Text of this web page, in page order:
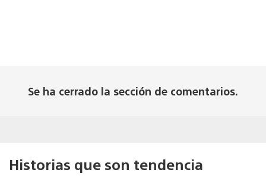
Se ha cerrado la sección de comentarios.
Historias que son tendencia